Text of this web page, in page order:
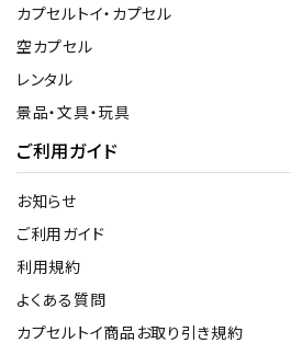
カプセルトイ・カプセル
空カプセル
レンタル
景品・文具・玩具
ご利用ガイド
お知らせ
ご利用ガイド
利用規約
よくある質問
カプセルトイ商品お取り引き規約